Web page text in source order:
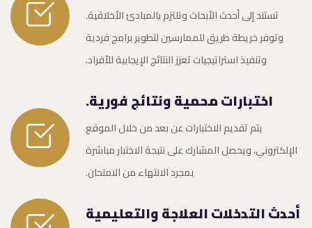
تستند إلى أحدث الأبحاث وتلتزم بالمبادئ الأخلاقية.
وتوفر خريطة طريق للممارسين لتطوير برامج فردية
وتنفيذ استراتيجيات تعزز النتائج الإيجابية للأفراد.
اختبارات محمية ونتائج فورية.
يتم تقديم الاختبارات عن بعد من خلال الموقع
الإلكتروني، ويحصل المشارك على نتيجة الاختبار مباشرة
بمجرد الانتهاء من الامتحان.
أحدث التدخلات العلاجة والتعليمية